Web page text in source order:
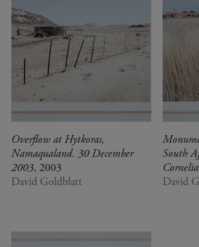
Overflow at Hytkoras,
Namaqualand. 30 December
2003, 2003
David Goldblatt
South
David